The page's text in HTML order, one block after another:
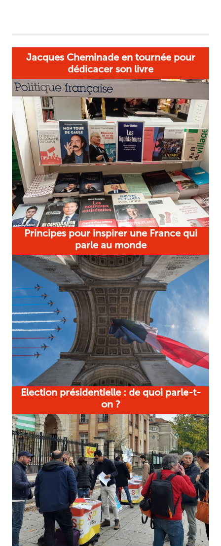
Jacques Cheminade en tournée pour
dédicacer son livre
Principes pour inspirer une France qui
parle au monde
Election présidentielle : de quoi parle-t-
on ?